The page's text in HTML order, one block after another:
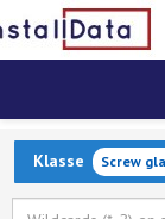
Klasse Screw